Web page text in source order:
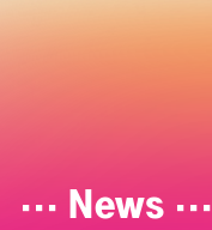
⋅⋅⋅ News ⋅⋅⋅